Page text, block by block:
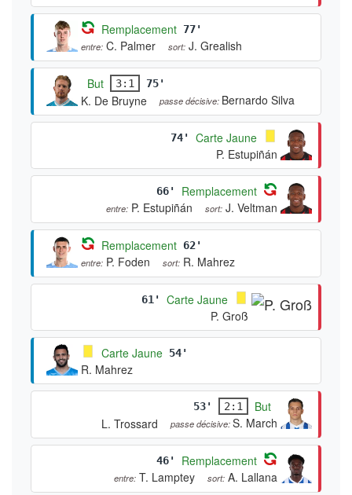
Remplacement 77'
entre: C. Palmer sort: J. Grealish
But 3:1 75'
K. De Bruyne passe décisive: Bernardo Silva
74'
Carte Jaune
P. Estupiñán
66' Remplacement
entre: P. Estupiñán sort: J. Veltman
Remplacement 62'
entre: P. Foden sort: R. Mahrez
61'
Carte Jaune
P. Groß
Carte Jaune 54'
R. Mahrez
53' 2:1
But
L. Trossard
passe décisive:S. March
46' Remplacement
entre: T. Lamptey sort: A. Lallana